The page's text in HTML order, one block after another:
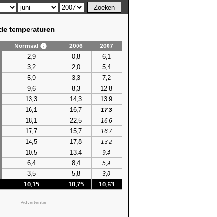
temperatuur
hoogste
22,2 (2003)
23,5 (2019)
23,5 (1982)
22,3 (1985)
22,6 (1982)
23,6 (1996)
25,9 (1996)
23,6 (2007)
23,9 (1976)
24,1 (1993)
25,1 (2023)
23,9 (2023)
23,8 (2025)
temperaturen
Normaal 2006
2007
2,9 0,8 6,1
3,2 2,0 5,4
5,9 3,3 7,2
9,6 8,3 12,8
13,3 14,3 13,9
16,1 16,7
17,3
18,1 22,5
16,6
17,7 15,7
16,7
14,5 17,8
13,2
10,5 13,4
9,4
6,4 8,4
5,9
3,5 5,8 3,0
10,15 10,75 10,63
Advertentie